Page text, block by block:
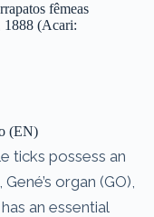
fêmeas
1888 (Acari:
(EN)
ticks possess an
organ (GO),
an essential